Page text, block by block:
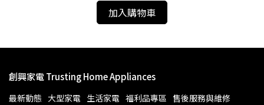
加入購物車
創興家電 Trusting Home Appliances
最新動態 大型家電 生活家電 福利品專區 售後服務與維修